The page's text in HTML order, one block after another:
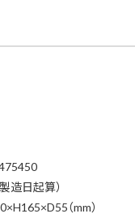
造日起算）
（mm）